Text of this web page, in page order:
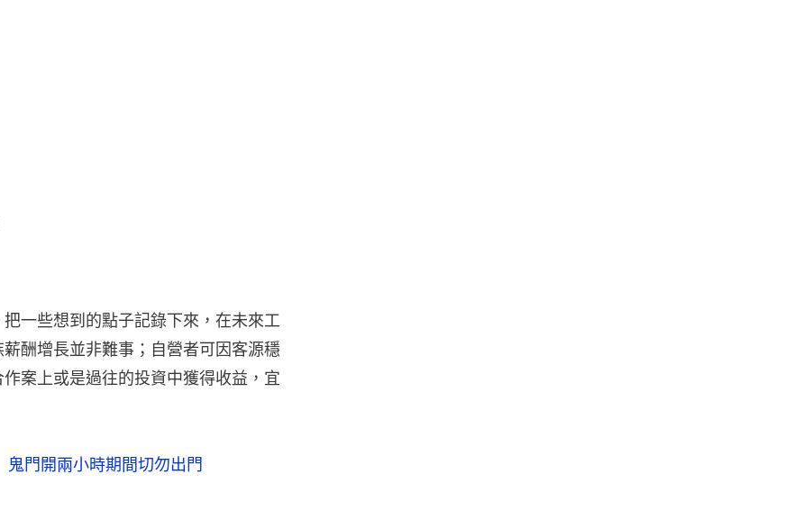
一些想到的點子記錄下來，在未來工
酬增長並非難事；自營者可因客源穩
案上或是過往的投資中獲得收益，宜
門開兩小時期間切勿出門